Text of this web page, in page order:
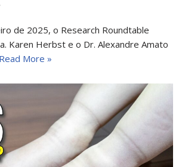
de 2025, o Research Roundtable
Karen Herbst e o Dr. Alexandre Amato
Read More »